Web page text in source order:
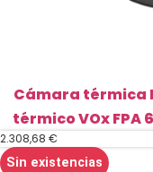
Cámara térmica
térmico VOx FPA
2.308,68 €
Sin existencias